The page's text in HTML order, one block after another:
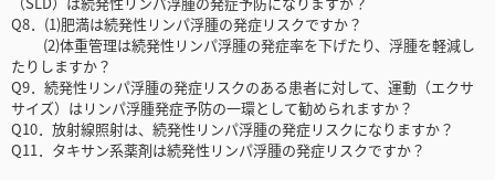
Q8．(1)肥満は続発性リンパ浮腫の発症リスクですか？
(2)体重管理は続発性リンパ浮腫の発症率を下げたり、浮腫を軽減し
たりしますか？
Q9．続発性リンパ浮腫の発症リスクのある患者に対して、運動（エクサ
サイズ）はリンパ浮腫発症予防の一環として勧められますか？
Q10．放射線照射は、続発性リンパ浮腫の発症リスクになりますか？
Q11．タキサン系薬剤は続発性リンパ浮腫の発症リスクですか？